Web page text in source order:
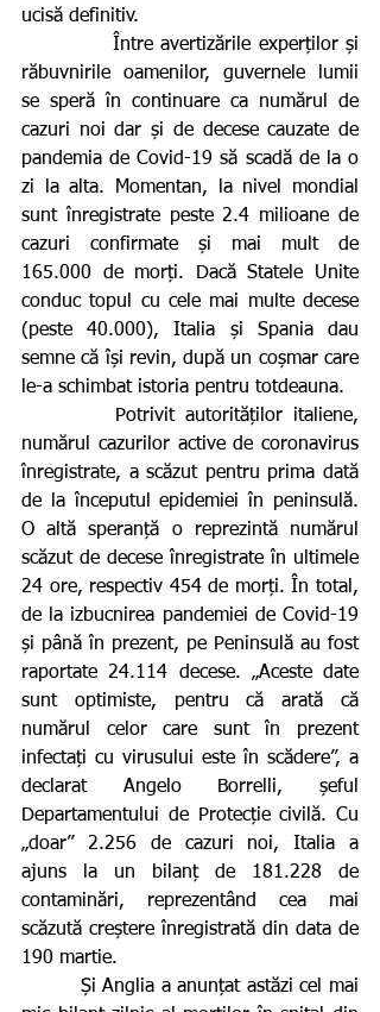
ucisă definitiv.
răbuvnirile oamenilor, guvernele lumii
se speră în continuare ca numărul de
cazuri noi dar și de decese cauzate de
pandemia de Covid-19 să scadă de la o
zi la alta. Momentan, la nivel mondial
sunt înregistrate peste 2.4 milioane de
cazuri confirmate și mai mult de
165.000 de morți. Dacă Statele Unite
conduc topul cu cele mai multe decese
(peste 40.000), Italia și Spania dau
semne că își revin, după un coșmar care
le-a schimbat istoria pentru totdeauna.
numărul cazurilor active de coronavirus
înregistrate, a scăzut pentru prima dată
de la începutul epidemiei în peninsulă.
O altă speranță o reprezintă numărul
scăzut de decese înregistrate în ultimele
24 ore, respectiv 454 de morți. În total,
de la izbucnirea pandemiei de Covid-19
și până în prezent, pe Peninsulă au fost
raportate 24.114 decese. „Aceste date
sunt optimiste, pentru că arată că
numărul celor care sunt în prezent
infectați cu virusului este în scădere”, a
declarat Angelo Borrelli, șeful
Departamentului de Protecție civilă. Cu
„doar” 2.256 de cazuri noi, Italia a
ajuns la un bilanț de 181.228 de
contaminări, reprezentând cea mai
scăzută creștere înregistrată din data de
190 martie.